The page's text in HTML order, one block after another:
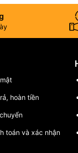
hoàn tiền
toán và xác nhận